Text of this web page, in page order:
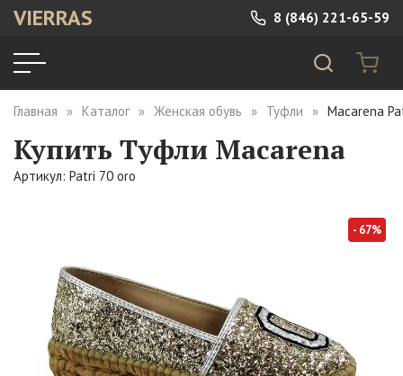
VIERRAS 8 (846) 221-65-59
Главная Каталог Женская обувь Туфли Macarena
Купить Туфли Macarena
Артикул: Patri 70 oro
- 67%